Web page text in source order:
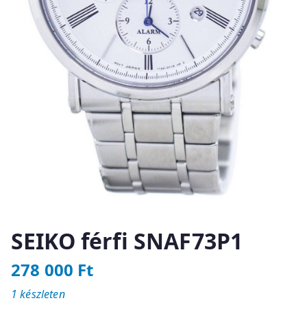
SEIKO férfi SNAF73P1
278 000 Ft
1 készleten